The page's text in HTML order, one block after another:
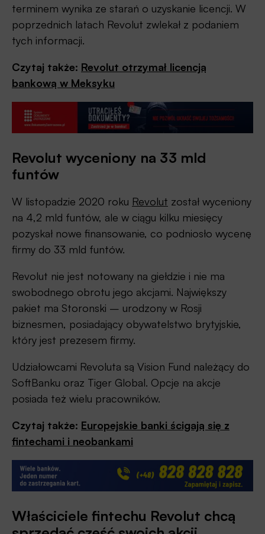
terminem wynika ze starań o uzyskanie licencji. W
poprzednich latach Revolut zwlekał z podaniem
tych informacji.
Czytaj także: Revolut otrzymał licencją
bankową w Meksyku
Revolut wyceniony na 33 mld
funtów
W listopadzie 2020 roku Revolut został wyceniony
na 4,2 mld funtów, ale w ciągu kilku miesięcy
pozyskał nowe finansowanie, co podniosło wycenę
firmy do 33 mld funtów.
Revolut nie jest notowany na giełdzie i nie ma
swobodnego obrotu jego akcjami. Największy
pakiet ma Storonski – urodzony w Rosji
biznesmen, posiadający obywatelstwo brytyjskie,
który jest prezesem firmy.
Udziałowcami Revoluta są Vision Fund należący do
SoftBanku oraz Tiger Global. Opcje na akcje
posiada też wielu pracowników.
Czytaj także: Europejskie banki ścigają się z
fintechami i neobankami
Właściciele fintechu Revolut chcą